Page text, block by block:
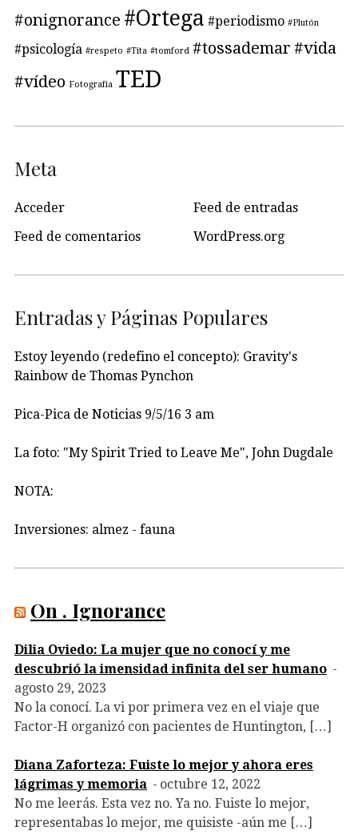
#onignorance #Ortega #periodismo #Plutón
#psicología #respeto #Tita #tomford #tossademar #vida
#vídeo Fotografía TED
Meta
Acceder
Feed de entradas
Feed de comentarios
WordPress.org
Entradas y Páginas Populares
Estoy leyendo (redefino el concepto): Gravity's
Rainbow de Thomas Pynchon
Pica-Pica de Noticias 9/5/16 3 am
La foto: "My Spirit Tried to Leave Me", John Dugdale
NOTA:
Inversiones: almez - fauna
On . Ignorance
Dilia Oviedo: La mujer que no conocí y me
descubrió la imensidad infinita del ser humano
agosto 29, 2023
No la conocí. La vi por primera vez en el viaje que
Factor-H organizó con pacientes de Huntington, […]
Diana Zaforteza: Fuiste lo mejor y ahora eres
lágrimas y memoria
octubre 12, 2022
No me leerás. Esta vez no. Ya no. Fuiste lo mejor,
representabas lo mejor, me quisiste -aún me […]